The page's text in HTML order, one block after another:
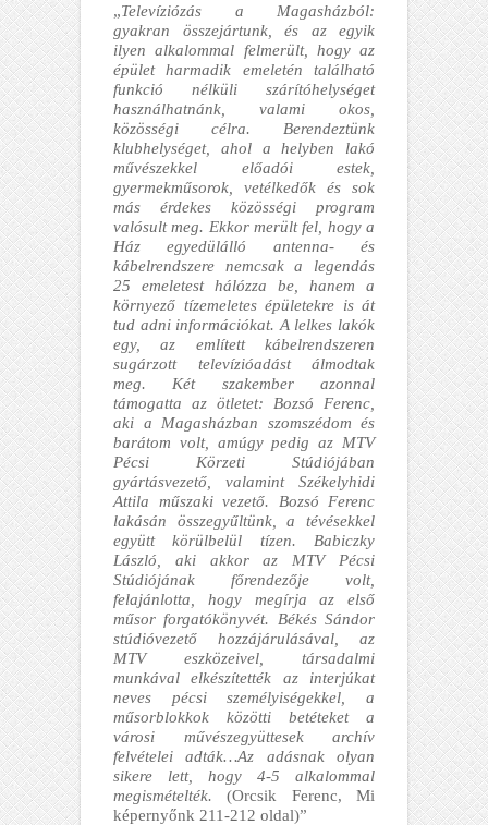
„Televíziózás a Magasházból:
gyakran összejártunk, és az egyik
ilyen alkalommal felmerült, hogy az
épület harmadik emeletén található
funkció nélküli szárítóhelységet
használhatnánk, valami okos,
közösségi célra. Berendeztünk
klubhelységet, ahol a helyben lakó
művészekkel előadói estek,
gyermekműsorok, vetélkedők és sok
más érdekes közösségi program
valósult meg. Ekkor merült fel, hogy a
Ház egyedülálló antenna- és
kábelrendszere nemcsak a legendás
25 emeletest hálózza be, hanem a
környező tízemeletes épületekre is át
tud adni információkat. A lelkes lakók
egy, az említett kábelrendszeren
sugárzott televízióadást álmodtak
meg. Két szakember azonnal
támogatta az ötletet: Bozsó Ferenc,
aki a Magasházban szomszédom és
barátom volt, amúgy pedig az MTV
Pécsi Körzeti Stúdiójában
gyártásvezető, valamint Székelyhidi
Attila műszaki vezető. Bozsó Ferenc
lakásán összegyűltünk, a tévésekkel
együtt körülbelül tízen. Babiczky
László, aki akkor az MTV Pécsi
Stúdiójának főrendezője volt,
felajánlotta, hogy megírja az első
műsor forgatókönyvét. Békés Sándor
stúdióvezető hozzájárulásával, az
MTV eszközeivel, társadalmi
munkával elkészítették az interjúkat
neves pécsi személyiségekkel, a
műsorblokkok közötti betéteket a
városi művészegyüttesek archív
felvételei adták…Az adásnak olyan
sikere lett, hogy 4-5 alkalommal
megismételték.(Orcsik Ferenc, Mi
képernyőnk 211-212 oldal)”